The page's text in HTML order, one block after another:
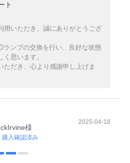
ト
用いただき、誠にありがとうござ
ランプの交換を行い、良好な状態
思います。
ただき、心より感謝申し上げま
様
購入確認済み
2025-04-18